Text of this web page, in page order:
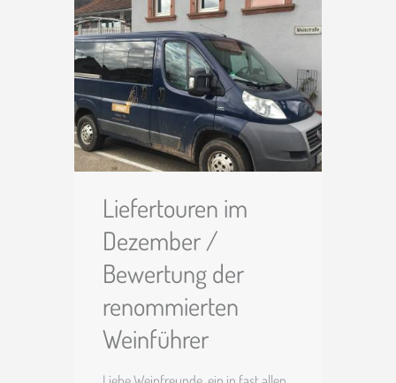
diesem Jahr vom 04.09.2021 bis
zum 24.10.2021 von Donnerstag
Liefertouren im
Dezember /
Bewertung der
renommierten
Weinführer